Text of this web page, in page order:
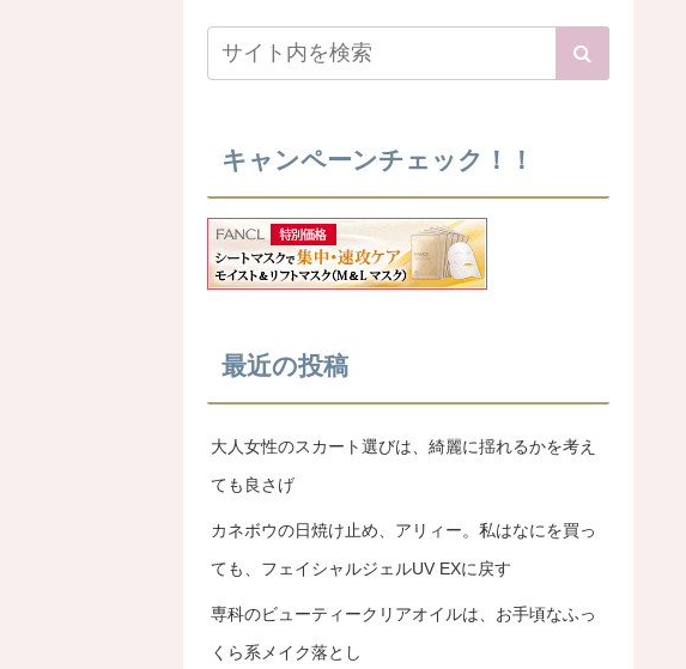
キャンペーンチェック！！
最近の投稿
大人女性のスカート選びは、綺麗に揺れるかを考え
ても良さげ
カネボウの日焼け止め、アリィー。私はなにを買っ
ても、フェイシャルジェルUV EXに戻す
専科のビューティークリアオイルは、お手頃なふっ
くら系メイク落とし